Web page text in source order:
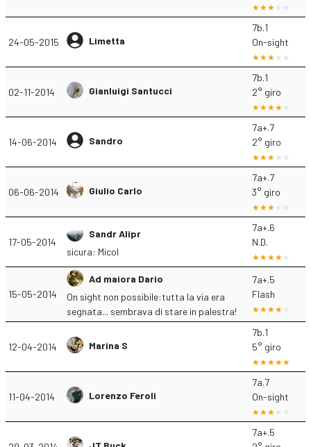
24-05-2015 Limetta
7b.1
On-sight
02-11-2014 Gianluigi Santucci
7b.1
2° giro
14-06-2014 Sandro
7a+.7
2° giro
06-06-2014 Giulio Carlo
7a+.7
3° giro
17-05-2014
Sandr Alipr
sicura: Micol
7a+.6
N.D.
15-05-2014
Ad maiora Dario
On sight non possibile:tutta la via era
segnata... sembrava di stare in palestra!
7a+.5
Flash
12-04-2014 Marina S
7b.1
5° giro
11-04-2014 Lorenzo Feroli
7a.7
On-sight
7a+.5